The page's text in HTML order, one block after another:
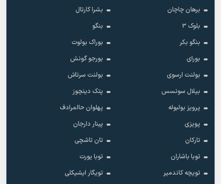
برهان چاچان
بشرا کارتال
بلوک 3
بنگو
بنگو بکر
بوراک بولوت
بورای
بورجو گونش
بولنت ارسوی
بولنت سرتاش
بیلال سونسس
پتک دینچوز
پرویز بولبوله
پهلوان حالمرادف
پویزی
پینار دارجان
تارکان
تان تاشچی
توبا باشاران
توبا یورت
تویچه کاندمیر
تویگار ایشیکلی